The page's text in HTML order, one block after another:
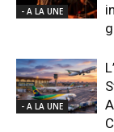
- A LA UNE
- A LA UNE